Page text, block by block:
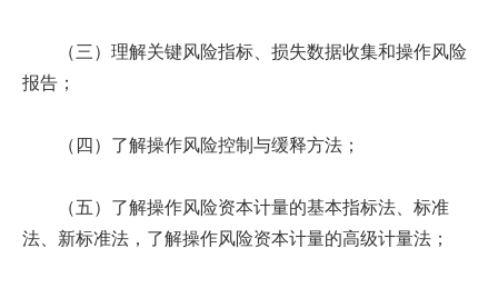
（三）理解关键风险指标、损失数据收集和操作风险
报告；
（四）了解操作风险控制与缓释方法；
（五）了解操作风险资本计量的基本指标法、标准
法、新标准法，了解操作风险资本计量的高级计量法；